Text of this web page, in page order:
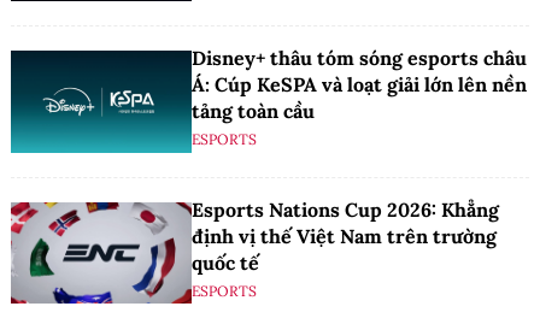
Disney+ thâu tóm sóng esports châu
Á: Cúp KeSPA và loạt giải lớn lên nền
tảng toàn cầu
ESPORTS
Esports Nations Cup 2026: Khẳng
định vị thế Việt Nam trên trường
quốc tế
ESPORTS